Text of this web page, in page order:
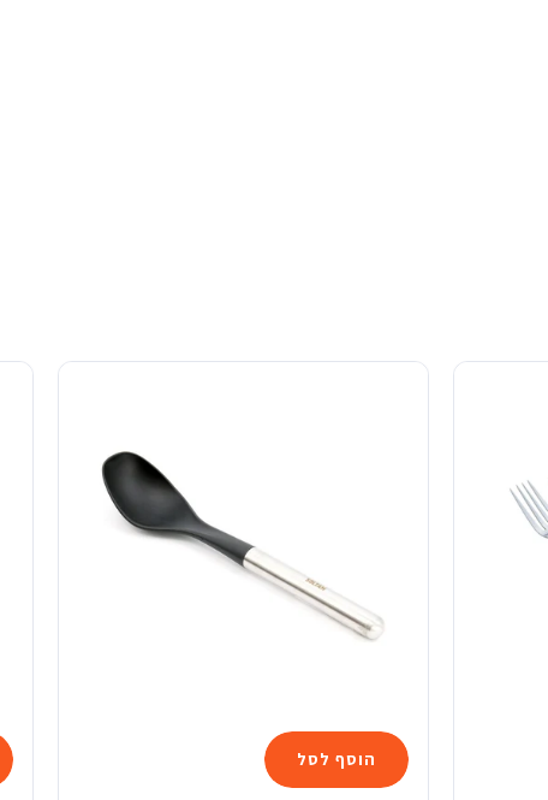
הוסף לסל